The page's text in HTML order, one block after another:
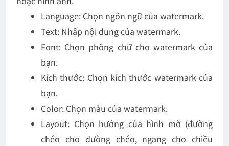
Language: Chọn ngôn ngữ của watermark.
Text: Nhập nội dung của watermark.
Font: Chọn phông chữ cho watermark của
bạn.
Kích thước: Chọn kích thước watermark của
bạn.
Color: Chọn màu của watermark.
Layout: Chọn hướng của hình mờ (đường
chéo cho đường chéo, ngang cho chiều